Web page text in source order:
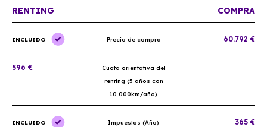
RENTING COMPRA
INCLUIDO Precio de compra 60.792 €
596 €
Cuota orientativa del
renting (5 años con
10.000km/año)
INCLUIDO Impuestos (Año) 365 €